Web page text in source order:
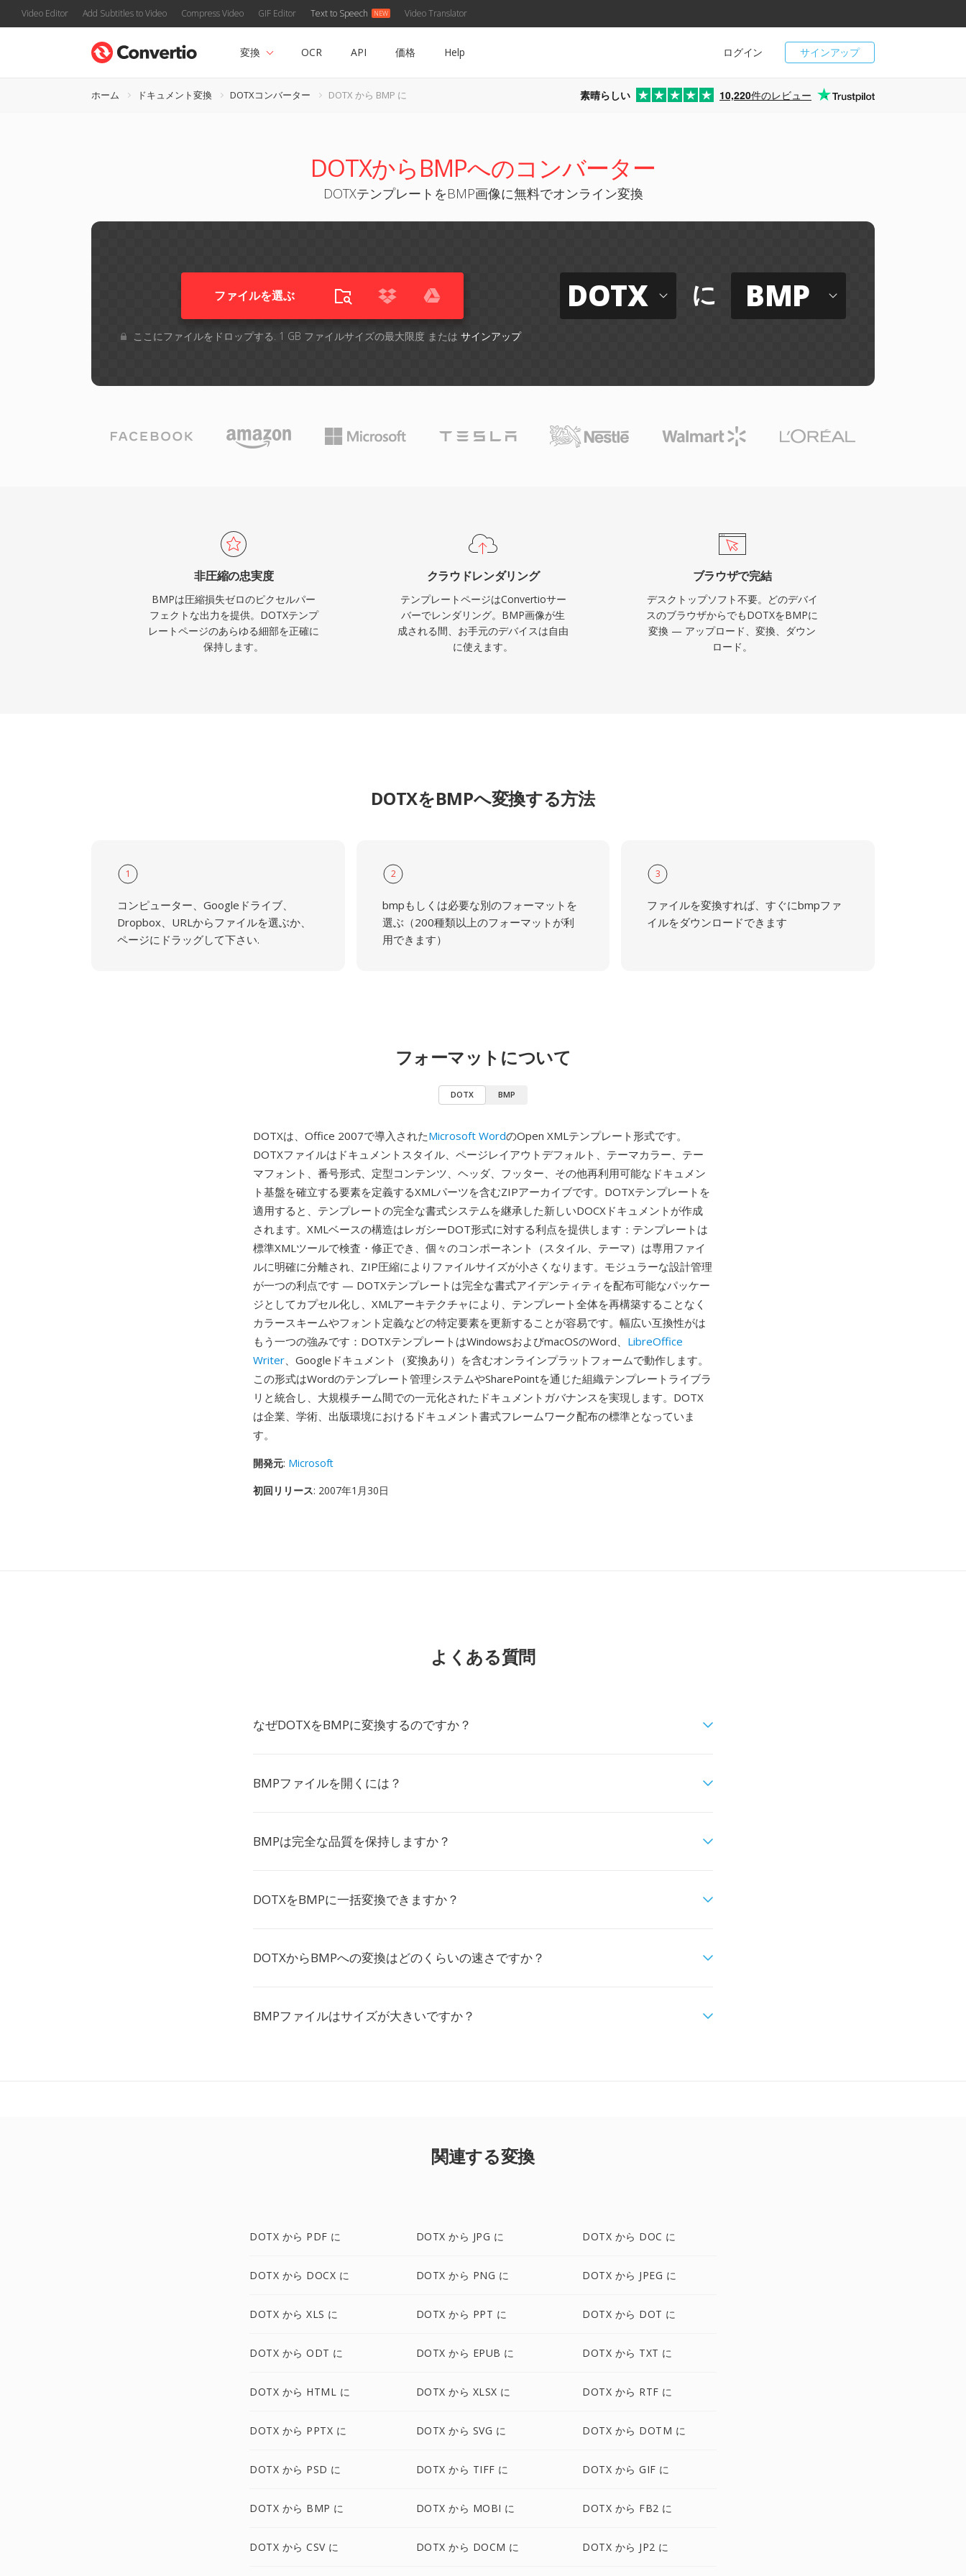
Video Editor Add Subtitles to Video Compress Video GIF Editor Text to Speech Video Translator
サインアップ
ログイン
変換 OCR API 価格 Help
ホーム ドキュメント変換 DOTXコンバーター DOTX から BMP に 素晴らしい 10,220件のレビュー
DOTXからBMPへのコンバーター
DOTXテンプレートをBMP画像に無料でオンライン変換
ファイルを選ぶ
ここにファイルをドロップする. 1 GB ファイルサイズの最大限度 または サインアップ
DOTX に BMP
非圧縮の忠実度
BMPは圧縮損失ゼロのピクセルパー
フェクトな出力を提供。DOTXテンプ
レートページのあらゆる細部を正確に
保持します。
クラウドレンダリング
テンプレートページはConvertioサー
バーでレンダリング。BMP画像が生
成される間、お手元のデバイスは自由
に使えます。
ブラウザで完結
デスクトップソフト不要。どのデバイ
スのブラウザからでもDOTXをBMPに
変換 — アップロード、変換、ダウン
ロード。
DOTXをBMPへ変換する方法
1
コンピューター、Googleドライブ、
Dropbox、URLからファイルを選ぶか、
ページにドラッグして下さい.
2
bmpもしくは必要な別のフォーマットを
選ぶ（200種類以上のフォーマットが利
用できます）
3
ファイルを変換すれば、すぐにbmpファ
イルをダウンロードできます
フォーマットについて
DOTX BMP
DOTXは、Office 2007で導入されたMicrosoft WordのOpen XMLテンプレート形式です。
DOTXファイルはドキュメントスタイル、ページレイアウトデフォルト、テーマカラー、テー
マフォント、番号形式、定型コンテンツ、ヘッダ、フッター、その他再利用可能なドキュメン
ト基盤を確立する要素を定義するXMLパーツを含むZIPアーカイブです。DOTXテンプレートを
適用すると、テンプレートの完全な書式システムを継承した新しいDOCXドキュメントが作成
されます。XMLベースの構造はレガシーDOT形式に対する利点を提供します：テンプレートは
標準XMLツールで検査・修正でき、個々のコンポーネント（スタイル、テーマ）は専用ファイ
ルに明確に分離され、ZIP圧縮によりファイルサイズが小さくなります。モジュラーな設計管理
が一つの利点です — DOTXテンプレートは完全な書式アイデンティティを配布可能なパッケー
ジとしてカプセル化し、XMLアーキテクチャにより、テンプレート全体を再構築することなく
カラースキームやフォント定義などの特定要素を更新することが容易です。幅広い互換性がは
もう一つの強みです：DOTXテンプレートはWindowsおよびmacOSのWord、 LibreOffice
Writer、Googleドキュメント（変換あり）を含むオンラインプラットフォームで動作します。
この形式はWordのテンプレート管理システムやSharePointを通じた組織テンプレートライブラ
リと統合し、大規模チーム間での一元化されたドキュメントガバナンスを実現します。DOTX
は企業、学術、出版環境におけるドキュメント書式フレームワーク配布の標準となっていま
す。
開発元: Microsoft
初回リリース: 2007年1月30日
よくある質問
なぜDOTXをBMPに変換するのですか？
BMPファイルを開くには？
BMPは完全な品質を保持しますか？
DOTXをBMPに一括変換できますか？
DOTXからBMPへの変換はどのくらいの速さですか？
BMPファイルはサイズが大きいですか？
関連する変換
DOTX から PDF に DOTX から JPG に DOTX から DOC に
DOTX から DOCX に DOTX から PNG に DOTX から JPEG に
DOTX から XLS に DOTX から PPT に DOTX から DOT に
DOTX から ODT に DOTX から EPUB に DOTX から TXT に
DOTX から HTML に DOTX から XLSX に DOTX から RTF に
DOTX から PPTX に DOTX から SVG に DOTX から DOTM に
DOTX から PSD に DOTX から TIFF に DOTX から GIF に
DOTX から BMP に DOTX から MOBI に DOTX から FB2 に
DOTX から CSV に DOTX から DOCM に DOTX から JP2 に